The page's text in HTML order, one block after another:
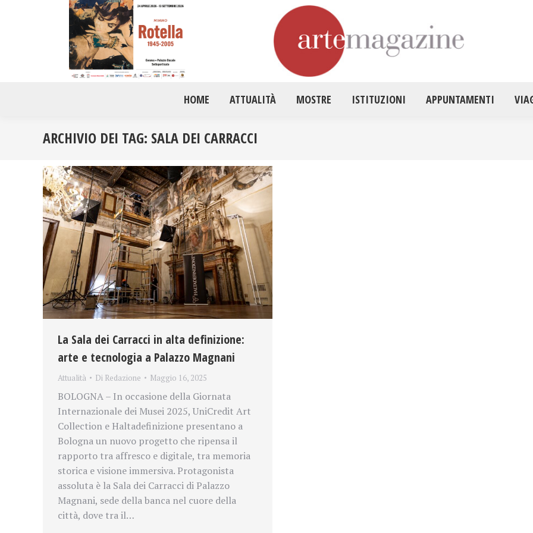
HOME ATTUALITÀ MOSTRE ISTITUZIONI APPUNTAMENTI
ARCHIVIO DEI TAG: SALA DEI CARRACCI
La Sala dei Carracci in alta definizione:
arte e tecnologia a Palazzo Magnani
Attualità Di Redazione Maggio 16, 2025
BOLOGNA – In occasione della Giornata
Internazionale dei Musei 2025, UniCredit Art
Collection e Haltadefinizione presentano a
Bologna un nuovo progetto che ripensa il
rapporto tra affresco e digitale, tra memoria
storica e visione immersiva. Protagonista
assoluta è la Sala dei Carracci di Palazzo
Magnani, sede della banca nel cuore della
città, dove tra il…
HOME